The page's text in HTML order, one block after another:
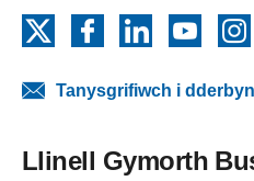
FacebookLinkedIn
Tanysgrifiwch i
Llinell Gymorth